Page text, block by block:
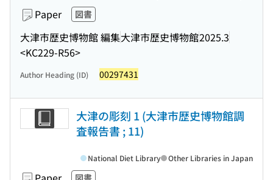
Paper 図書
大津市歴史博物館 編集大津市歴史博物館2025.3
<KC229-R56>
Author Heading (ID) 00297431
大津の彫刻 1 (大津市歴史博物館調
査報告書 ; 11)
図書
National Diet Library Other Libraries in Japan